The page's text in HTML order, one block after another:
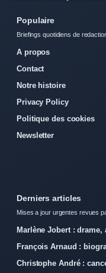
Populaire
Briefings quotidiens de
A propos
Contact
Notre histoire
Privacy Policy
Politique des cookies
Newsletter
Derniers articles
Mises a jour urgentes revues
Marlène Jobert :
François Arnaud :
Christophe André :